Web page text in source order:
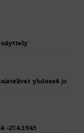
näyttely
yhdessä jo
-27.4.1945